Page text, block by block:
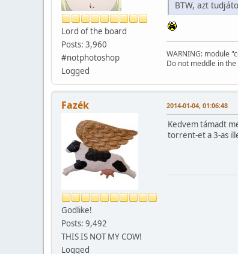
Lord of the board
Posts: 3,960
#notphotoshop
Logged
BTW, azt
WARNING: module
Do not meddle in
Fazék
Godlike!
Posts: 9,492
THIS IS NOT MY COW!
Logged
2014-01-04, 01:06:48
Kedvem támadt
torrent-et a 3-as